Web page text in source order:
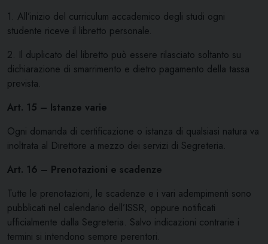
1. All’inizio del curriculum accademico degli studi ogni
studente riceve il libretto personale.
2. Il duplicato del libretto può essere rilasciato soltanto su
dichiarazione di smarrimento e dietro pagamento della tassa
prevista.
Art. 15 – Istanze varie
Ogni domanda di certificazione o istanza di qualsiasi natura va
inoltrata al Direttore a mezzo dei servizi di Segreteria.
Art. 16 – Prenotazioni e scadenze
Tutte le prenotazioni, le scadenze e i vari adempimenti sono
pubblicati nel calendario dell’ISSR, oppure notificati
ufficialmente dalla Segreteria. Salvo indicazioni contrarie i
termini si intendono sempre perentori.